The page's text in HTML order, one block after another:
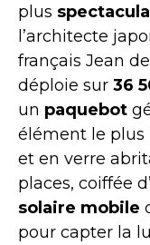
plus
l’architecte
français Jean
déploie sur 36
un paquebot
élément le plus
et en verre
places, coiffée
solaire mobile
pour capter la